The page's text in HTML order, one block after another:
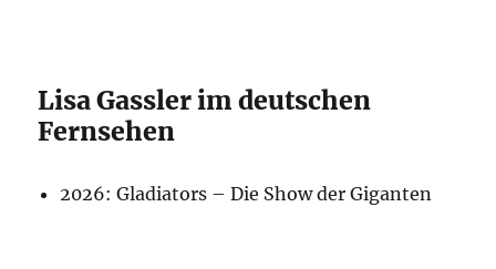
Lisa Gassler im deutschen
Fernsehen
2026: Gladiators – Die Show der Giganten